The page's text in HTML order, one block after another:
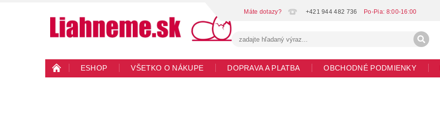
+421 944 482 736
ESHOP VŠETKO O NÁKUPE DOPRAVA A PLATBA OBCHODNÉ PODMIENKY